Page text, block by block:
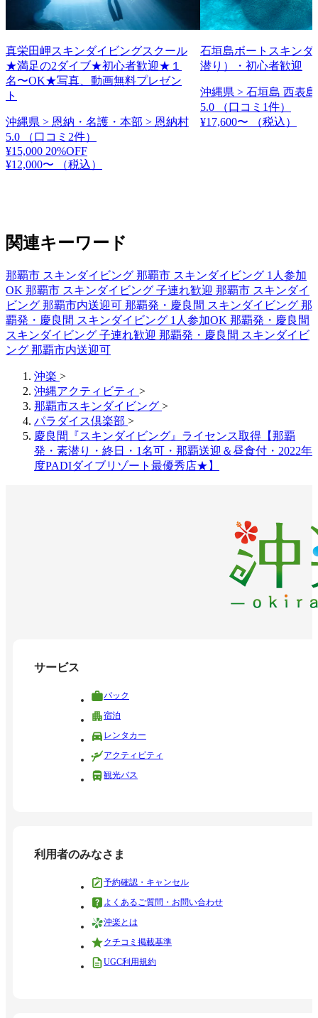
真栄田岬スキンダイビングスクール
★満足の2ダイブ★初心者歓迎★１
名〜OK★写真、動画無料プレゼン
ト
沖縄県 > 恩納・名護・本部 > 恩納村
5.0
（口コミ2件）
¥15,000 20%OFF
¥12,000〜
（税込）
石垣島ボートスキンダ
潜り）・初心者歓迎
沖縄県 > 石垣島 西表
5.0
（口コミ1件）
¥17,600〜
（税込）
関連キーワード
那覇市 スキンダイビング 那覇市 スキンダイビング 1人参加
OK 那覇市 スキンダイビング 子連れ歓迎 那覇市 スキンダイ
ビング 那覇市内送迎可 那覇発・慶良間 スキンダイビング 那
覇発・慶良間 スキンダイビング 1人参加OK 那覇発・慶良間
スキンダイビング 子連れ歓迎 那覇発・慶良間 スキンダイビ
ング 那覇市内送迎可
沖楽 >
沖縄アクティビティ >
那覇市スキンダイビング >
パラダイス倶楽部 >
慶良間『スキンダイビング』ライセンス取得【那覇
発・素潜り・終日・1名可・那覇送迎＆昼食付・2022年
度PADIダイブリゾート最優秀店★】
サービス
パック
宿泊
レンタカー
アクティビティ
観光バス
利用者のみなさま
予約確認・キャンセル
よくあるご質問・お問い合わせ
沖楽とは
クチコミ掲載基準
UGC利用規約